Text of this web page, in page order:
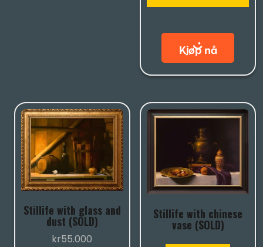
Stillife with glass and
dust (SOLD)
kr55.000
Stillife with chinese
vase (SOLD)